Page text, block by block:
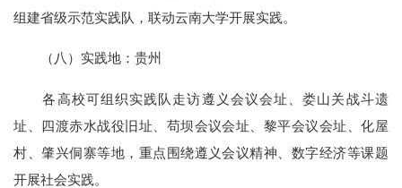
组建省级示范实践队，联动云南大学开展实践。
（八）实践地：贵州
各高校可组织实践队走访遵义会议会址、娄山关战斗遗
址、四渡赤水战役旧址、苟坝会议会址、黎平会议会址、化屋
村、肇兴侗寨等地，重点围绕遵义会议精神、数字经济等课题
开展社会实践。